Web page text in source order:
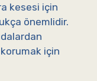
kesesi için
önemlidir.
korumak için